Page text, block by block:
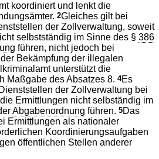
koordiniert und lenkt die
2Gleiches gilt bei
der Zollverwaltung, soweit
selbstständig im Sinne des §386
führen, nicht jedoch bei
Bekämpfung der illegalen
unterstützt die
Maßgabe des Absatzes 8.4Es
der Zollverwaltung bei
Ermittlungen nicht selbständig im
Abgabenordnung führen.5Das
Ermittlungen als nationaler
Koordinierungsaufgaben
öffentlichen Stellen anderer